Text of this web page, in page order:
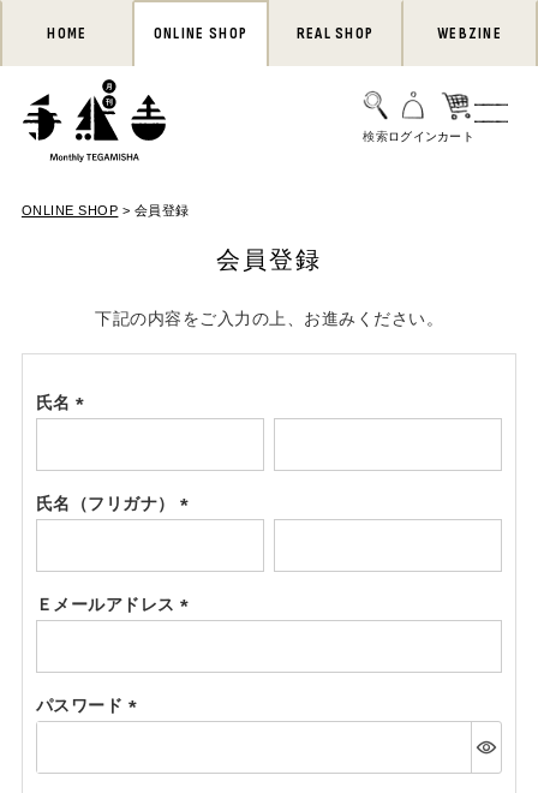
HOME ONLINE SHOP REAL SHOP WEBZINE
ONLINE SHOP 会員登録
会員登録
下記の内容をご入力の上、お進みください。
氏名
須)
氏名（フリガナ）
須)
Ｅメールアドレス
須)
パスワード
須)